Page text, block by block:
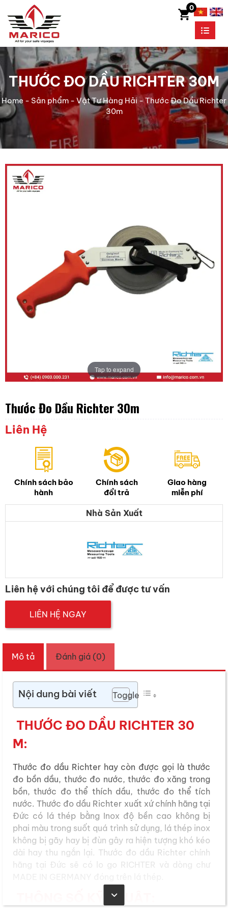
0
THƯỚC ĐO DẦU RICHTER 30M
Home- Sản phẩm - Vật Tư Hàng Hải -Thước Đo Dầu Richter
30m
Tap to expand
Thước Đo Dầu Richter 30m
Liên Hệ
Chính sách bảo
hành
Chính sách
đổi trả
Giao hàng
miễn phí
Nhà Sản Xuất
Liên hệ với chúng tôi để được tư vấn
LIÊN HỆ NGAY
Mô tả Đánh giá (0)
Nội dung bài viết Toggle
THƯỚC ĐO DẦU RICHTER 30
M:
Thước đo dầu Richter hay còn được gọi là thước
đo bồn dầu, thước đo nước, thước đo xăng trong
bồn, thước đo thể thích dầu, thước đo thể tích
nước. Thước đo dầu Richter xuất xứ chính hãng tại
Đức có lá thép bằng Inox độ bền cao không bị
phai màu trong suốt quá trình sử dụng, lá thép inox
không bị gãy hay bị đùn gây ra hiện tượng khó kéo
dài hay thu ngắn lại. Thước đo dầu Richter chính
hãng tại Đức sẽ có lo go RICHTER và dòng chư
THÔNG SỐ KỸ THUẬT: